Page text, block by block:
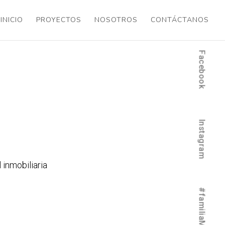
INICIO PROYECTOS NOSOTROS CONTÁCTANOS
Facebook
Instagram
inmobiliaria